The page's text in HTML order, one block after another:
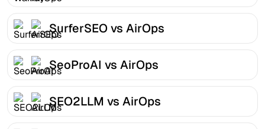
SurferSEO vs AirOps
SeoProAI vs AirOps
SEO2LLM vs AirOps